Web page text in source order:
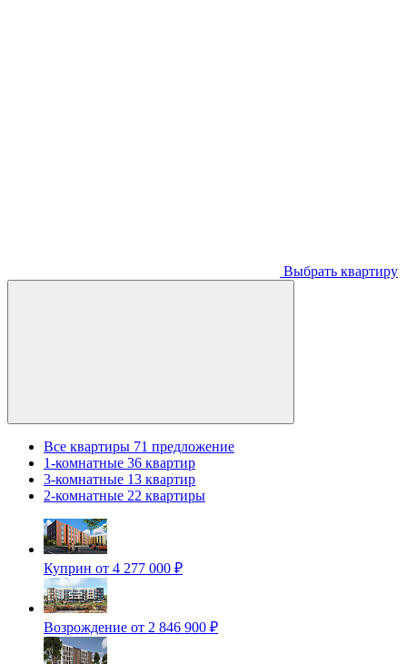
Выбрать квартиру
Все квартиры 71 предложение
1-комнатные 36 квартир
3-комнатные 13 квартир
2-комнатные 22 квартиры
Куприн от 4 277 000 ₽
Возрождение от 2 846 900 ₽